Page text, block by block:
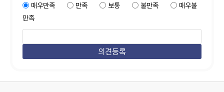
매우만족 만족 보통 불만족
매우불
만족